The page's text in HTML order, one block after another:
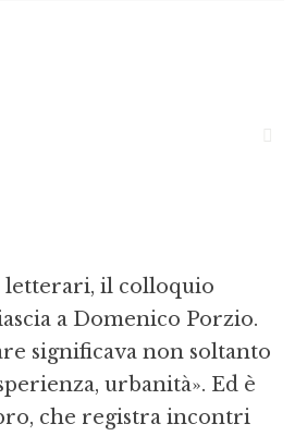
letterari, il colloquio
a Domenico Porzio.
significava non soltanto
urbanità». Ed è
che registra incontri